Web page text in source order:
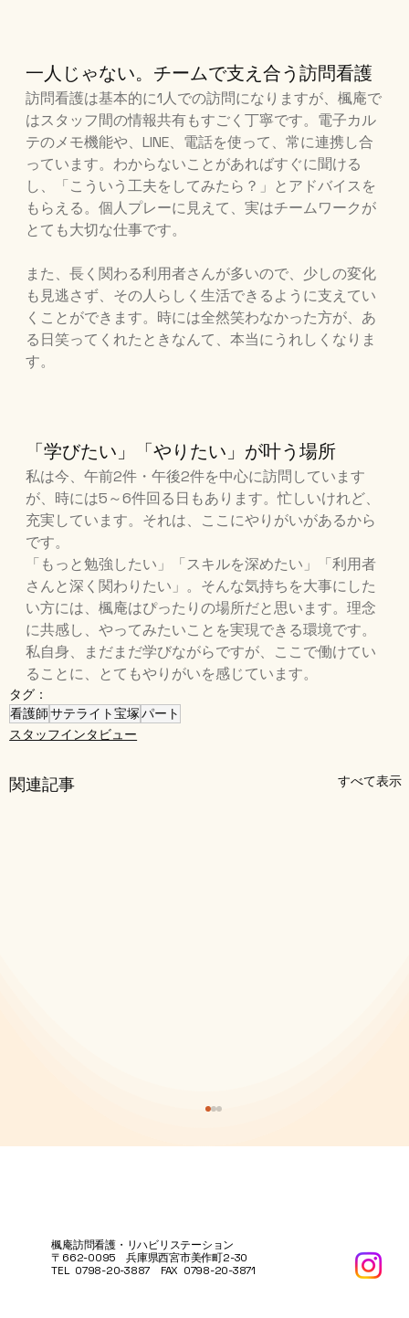
一人じゃない。チームで支え合う訪問看護
訪問看護は基本的に1人での訪問になりますが、楓庵で
はスタッフ間の情報共有もすごく丁寧です。電子カル
テのメモ機能や、LINE、電話を使って、常に連携し合
っています。わからないことがあればすぐに聞ける
し、「こういう工夫をしてみたら？」とアドバイスを
もらえる。個人プレーに見えて、実はチームワークが
とても大切な仕事です。
また、長く関わる利用者さんが多いので、少しの変化
も見逃さず、その人らしく生活できるように支えてい
くことができます。時には全然笑わなかった方が、あ
る日笑ってくれたときなんて、本当にうれしくなりま
す。
「学びたい」「やりたい」が叶う場所
私は今、午前2件・午後2件を中心に訪問しています
が、時には5～6件回る日もあります。忙しいけれど、
充実しています。それは、ここにやりがいがあるから
です。
「もっと勉強したい」「スキルを深めたい」「利用者
さんと深く関わりたい」。そんな気持ちを大事にした
い方には、楓庵はぴったりの場所だと思います。理念
に共感し、やってみたいことを実現できる環境です。
私自身、まだまだ学びながらですが、ここで働けてい
ることに、とてもやりがいを感じています。
タグ：
看護師サテライト宝塚パート
スタッフインタビュー
関連記事 すべて表示
楓庵訪問看護・リハビリステーション
〒662-0095 兵庫県西宮市美作町2-30
TEL 0798-20-3887 FAX 0798-20-3871